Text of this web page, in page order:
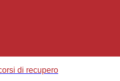
di recupero